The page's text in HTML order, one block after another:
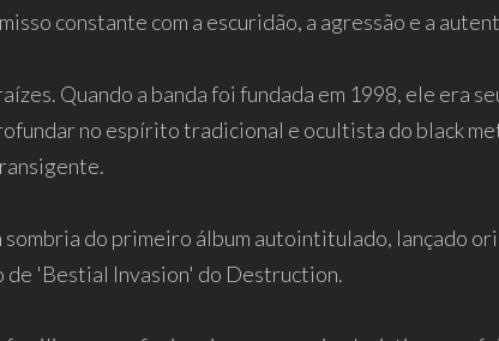
constante com a escuridão, a agressão e a
Quando a banda foi fundada em 1998, ele era
no espírito tradicional e ocultista do black
sombria do primeiro álbum autointitulado, lançado
de 'Bestial Invasion' do Destruction.